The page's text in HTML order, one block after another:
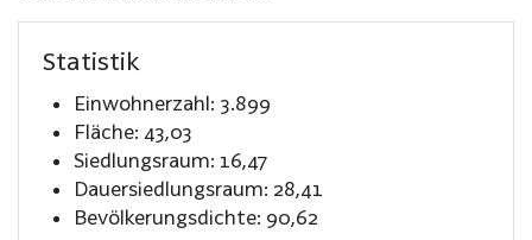
Statistik
Einwohnerzahl: 3.899
Fläche: 43,03
Siedlungsraum: 16,47
Dauersiedlungsraum: 28,41
Bevölkerungsdichte: 90,62